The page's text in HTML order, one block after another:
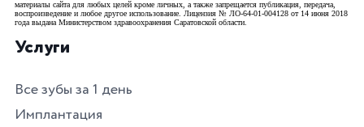
материалы сайта для любых целей кроме личных, а также запрещается публикация, передача,
воспроизведение и любое другое использование. Лицензия № ЛО-64-01-004128 от 14 июня 2018
года выдана Министерством здравоохранения Саратовской области.
Услуги
Все зубы за 1 день
Имплантация